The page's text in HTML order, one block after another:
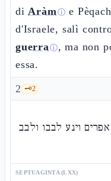
diAràmⓘ e
d'Israele, salì
guerraⓘ, ma non
essa.
2 🗝️2
וינע לבבו ולבב
SEPTUAGINTA (LXX)